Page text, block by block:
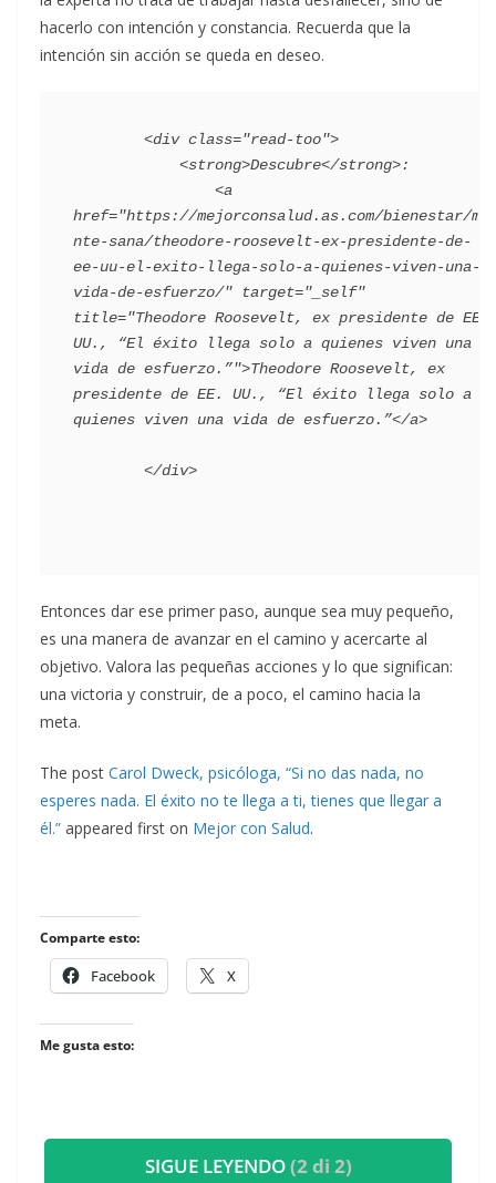
hacerlo con intención y constancia. Recuerda que la
intención sin acción se queda en deseo.
href="https://mejorconsalud.as.com/bienestar/me
nte-sana/theodore-roosevelt-ex-presidente-de-
ee-uu-el-exito-llega-solo-a-quienes-viven-una-
vida-de-esfuerzo/" target="_self"
title="Theodore Roosevelt, ex presidente de EE.
UU., “El éxito llega solo a quienes viven una
vida de esfuerzo.”">Theodore Roosevelt, ex
presidente de EE. UU., “El éxito llega solo a
quienes viven una vida de esfuerzo.”</a>
Entonces dar ese primer paso, aunque sea muy pequeño,
es una manera de avanzar en el camino y acercarte al
objetivo. Valora las pequeñas acciones y lo que significan:
una victoria y construir, de a poco, el camino hacia la
meta.
The post Carol Dweck, psicóloga, “Si no das nada, no
esperes nada. El éxito no te llega a ti, tienes que llegar a
él.” appeared first on Mejor con Salud.
Comparte esto:
Facebook X
Me gusta esto:
SIGUE LEYENDO(2 di 2)